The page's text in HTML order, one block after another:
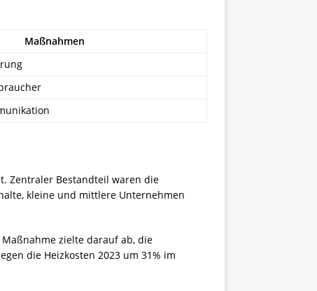
Maßnahmen
Zentraler Bestandteil waren die
kleine und mittlere Unternehmen
zielte darauf ab, die
die Heizkosten 2023 um 31% im